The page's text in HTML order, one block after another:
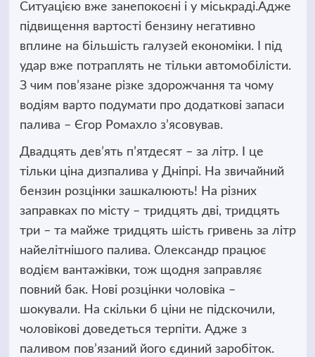
Ситуацією вже занепокоєні і у міськраді.Адже
підвищення вартості бензину негативно
вплине на більшість галузей економіки. І під
удар вже потраплять не тільки автомобілісти.
З чим пов’язане різке здорожчання та чому
водіям варто подумати про додаткові запаси
палива – Єгор Ромахло з’ясовував.
Двадцять дев’ять п’ятдесят – за літр. І це
тільки ціна дизпалива у Дніпрі. На звичайний
бензин розцінки зашкалюють! На різних
заправках по місту – тридцять дві, тридцять
три – та майже тридцять шість гривень за літр
найелітнішого палива. Олександр працює
водієм вантажівки, тож щодня заправляє
повний бак. Нові розцінки чоловіка –
шокували. На скільки б ціни не підскочили,
чоловікові доведеться терпіти. Адже з
паливом пов’язаний його єдиний заробіток.